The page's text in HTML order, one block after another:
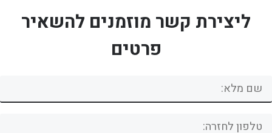
ליצירת קשר מוזמנים להשאיר
פרטים